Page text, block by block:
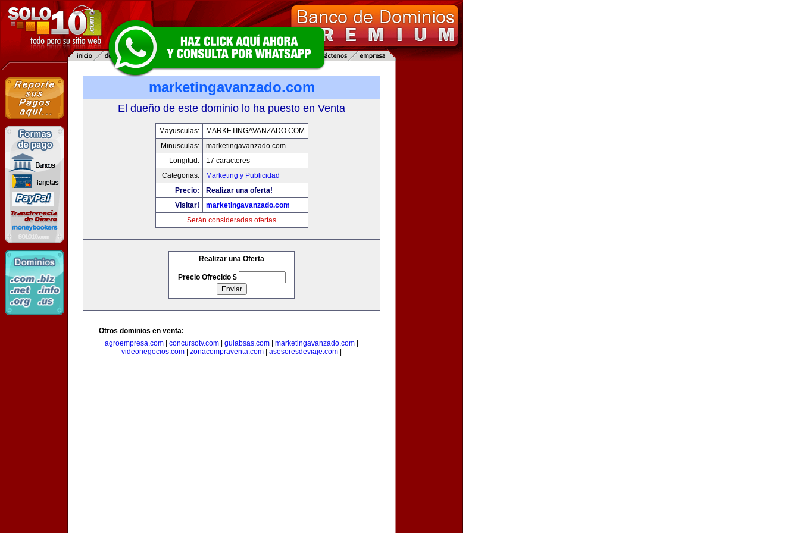
marketingavanzado.com
El dueño de este dominio lo ha puesto en Venta
Mayusculas:
MARKETINGAVANZADO.COM
Minusculas:
marketingavanzado.com
Longitud:
17 caracteres
Categorias:
Marketing y Publicidad
Precio:
Realizar una oferta!
Visitar!
marketingavanzado.com
Serán consideradas ofertas
Realizar una Oferta
Precio Ofrecido $
Otros dominios en venta:
agroempresa.com
concursotv.com guiabsas.com marketingavanzado.com
videonegocios.com
zonacompraventa.com asesoresdeviaje.com